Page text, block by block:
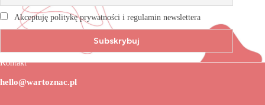
Akceptuję politykę prywatności i regulamin newslettera
Kontakt
hello@wartoznac.pl